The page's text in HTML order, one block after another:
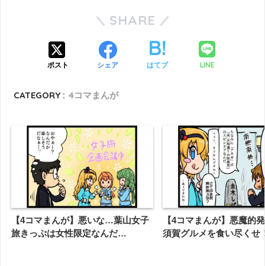
SHARE
ポスト シェア はてブ LINE
CATEGORY : 4コマまんが
【4コマまんが】悪いな…葉山女子
旅きっぷは女性限定なんだ…
【4コマまんが】悪魔的
須賀グルメを食い尽くせ